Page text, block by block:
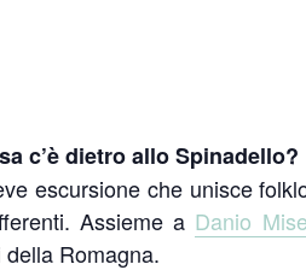
c’è dietro allo Spinadello?
escursione che unisce
Assieme a Danio
Romagna.